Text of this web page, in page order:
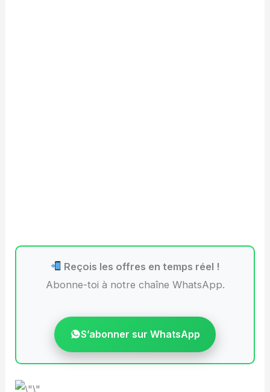
Reçois les offres en temps réel !
Abonne-toi à notre chaîne WhatsApp.
S’abonner sur WhatsApp